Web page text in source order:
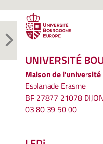
UNIVERSITÉ
Maison de l'université
Esplanade Erasme
BP 27877 21078
03 80 39 50 00